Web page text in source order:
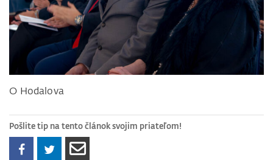
O Hodalova
Pošlite tip na tento článok svojim priateľom!